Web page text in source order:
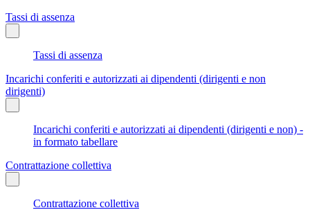
Tassi di assenza
Tassi di assenza
Incarichi conferiti e autorizzati ai dipendenti (dirigenti e non
dirigenti)
Incarichi conferiti e autorizzati ai dipendenti (dirigenti e non) -
in formato tabellare
Contrattazione collettiva
Contrattazione collettiva